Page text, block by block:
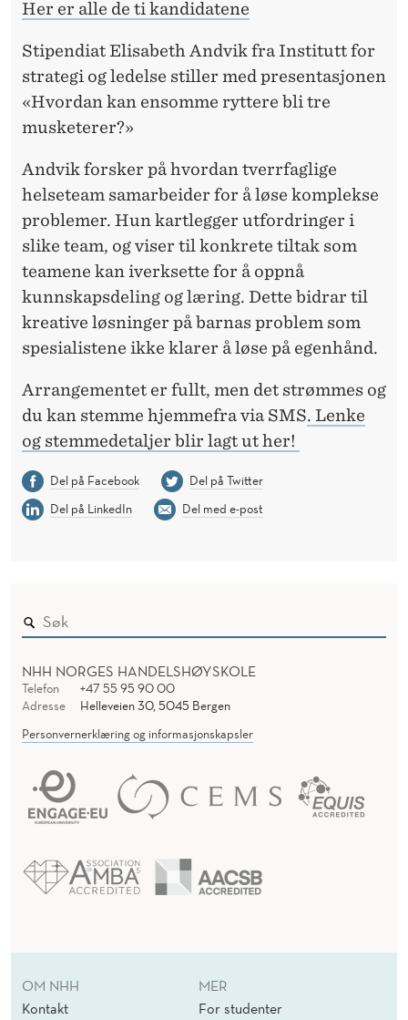
Her er alle de ti kandidatene
Stipendiat Elisabeth Andvik fra Institutt for
strategi og ledelse stiller med presentasjonen
«Hvordan kan ensomme ryttere bli tre
musketerer?»
Andvik forsker på hvordan tverrfaglige
helseteam samarbeider for å løse komplekse
problemer. Hun kartlegger utfordringer i
slike team, og viser til konkrete tiltak som
teamene kan iverksette for å oppnå
kunnskapsdeling og læring. Dette bidrar til
kreative løsninger på barnas problem som
spesialistene ikke klarer å løse på egenhånd.
Arrangementet er fullt, men det strømmes og
du kan stemme hjemmefra via SMS. Lenke
og stemmedetaljer blir lagt ut her!
Del på Facebook
Del på Twitter
Del på LinkedIn
Del med e-post
NHH NORGES HANDELSHØYSKOLE
Telefon
+47 55 95 90 00
Adresse
Helleveien 30, 5045 Bergen
Personvernerklæring og informasjonskapsler
OM NHH
Kontakt
MER
For studenter